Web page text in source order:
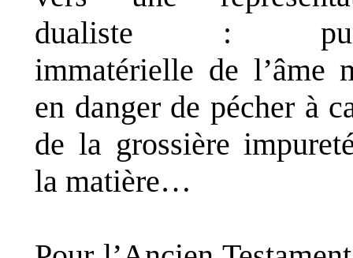
dualiste :
immatérielle de l’âme
en danger de pécher à
de la grossière
la matière…